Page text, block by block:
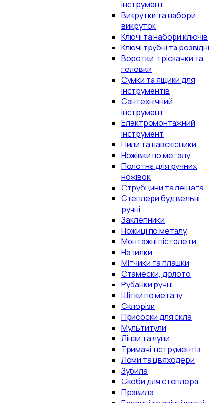
інструмент
Викрутки та набори
викруток
Ключі та набори ключів
Ключі трубні та розвідні
Воротки, тріскачки та
головки
Сумки та ящики для
інструментів
Сантехнічний
інструмент
Електромонтажний
інструмент
Пили та навскісники
Ножівки по металу
Полотна для ручних
ножівок
Струбцини та лещата
Степлери будівельні
ручні
Заклепники
Ножиці по металу
Монтажні пістолети
Напилки
Мітчики та плашки
Стамески, долото
Рубанки ручні
Щітки по металу
Склорізи
Присоски для скла
Мультитули
Лінзи та лупи
Тримачі інструментів
Ломи та цвяходери
Зубила
Скоби для степлера
Правила